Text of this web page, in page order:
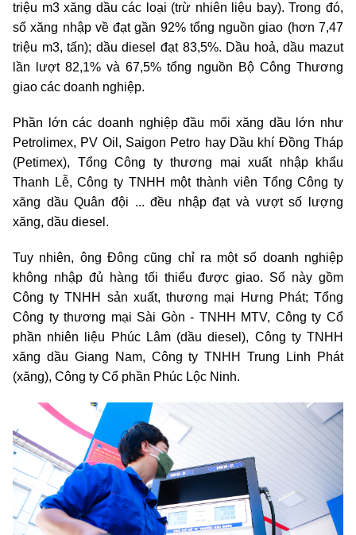
triệu m3 xăng dầu các loại (trừ nhiên liệu bay). Trong đó,
số xăng nhập về đạt gần 92% tổng nguồn giao (hơn 7,47
triệu m3, tấn); dầu diesel đạt 83,5%. Dầu hoả, dầu mazut
lần lượt 82,1% và 67,5% tổng nguồn Bộ Công Thương
giao các doanh nghiệp.
Phần lớn các doanh nghiệp đầu mối xăng dầu lớn như
Petrolimex, PV Oil, Saigon Petro hay Dầu khí Đồng Tháp
(Petimex), Tổng Công ty thương mại xuất nhập khẩu
Thanh Lễ, Công ty TNHH một thành viên Tổng Công ty
xăng dầu Quân đội ... đều nhập đạt và vượt số lượng
xăng, dầu diesel.
Tuy nhiên, ông Đông cũng chỉ ra một số doanh nghiệp
không nhập đủ hàng tối thiểu được giao. Số này gồm
Công ty TNHH sản xuất, thương mại Hưng Phát; Tổng
Công ty thương mại Sài Gòn - TNHH MTV, Công ty Cổ
phần nhiên liệu Phúc Lâm (dầu diesel), Công ty TNHH
xăng dầu Giang Nam, Công ty TNHH Trung Linh Phát
(xăng), Công ty Cổ phần Phúc Lộc Ninh.